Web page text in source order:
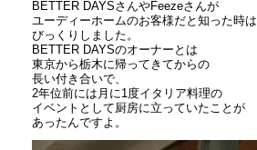
BETTER DAYSさんやFeezeさんが
ユーディーホームのお客様だと知った時は
びっくりしました。
BETTER DAYSのオーナーとは
東京から栃木に帰ってきてからの
長い付き合いで、
2年位前には月に1度イタリア料理の
イベントとして厨房に立っていたことが
あったんですよ。